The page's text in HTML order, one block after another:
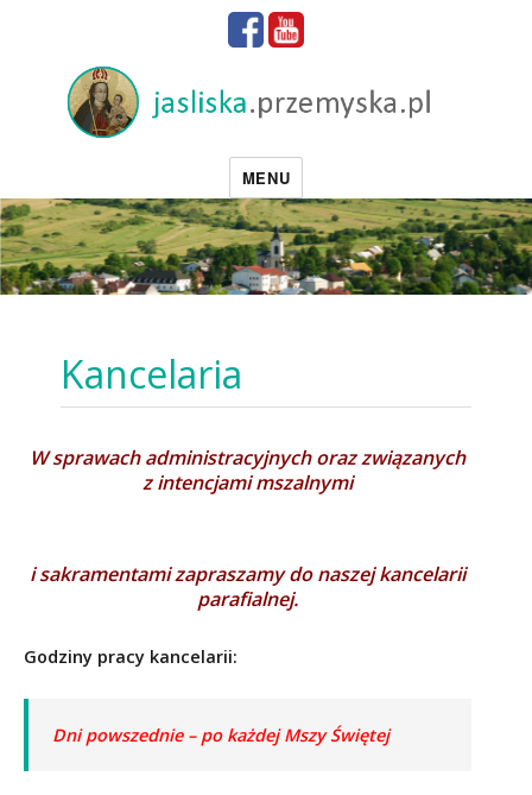
MENU
Kancelaria
W sprawach administracyjnych oraz związanych
z intencjami mszalnymi
i sakramentami zapraszamy do naszej kancelarii
parafialnej.
Godziny pracy kancelarii:
Dni powszednie – po każdej Mszy Świętej